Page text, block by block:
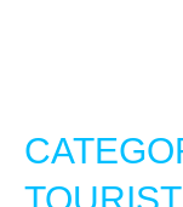
Nous utilisons
relatifs à
votre